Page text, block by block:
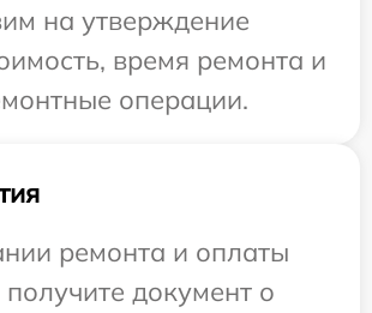
на утверждение
время ремонта и
операции.
ремонта и оплаты
документ о